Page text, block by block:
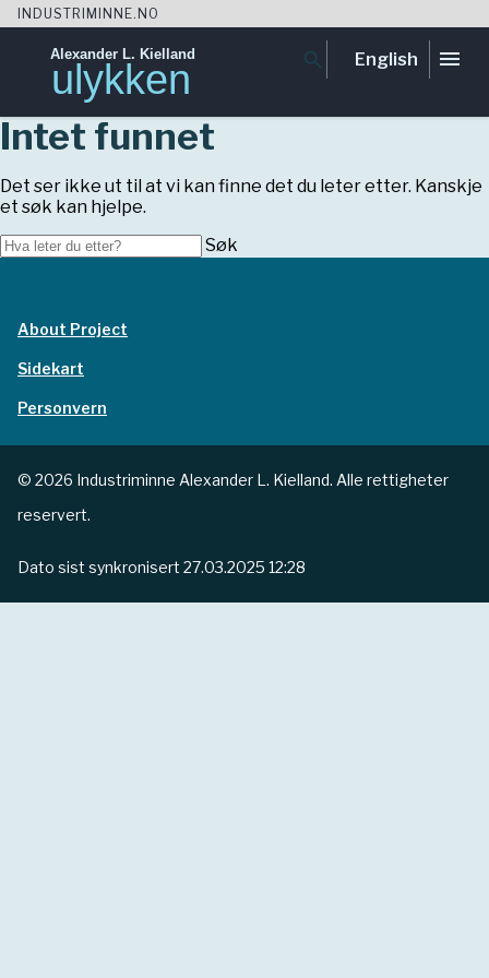
Gå
til
menu
INDUSTRIMINNE.NO
Alexander L. Kielland
ulykken search English
Intet funnet
Det ser ikke ut til at vi kan finne det du leter etter. Kanskje
et søk kan hjelpe.
Søk...
Søk
About Project
Sidekart
Personvern
© 2026 Industriminne Alexander L. Kielland. Alle rettigheter
reservert.
Dato sist synkronisert 27.03.2025 12:28